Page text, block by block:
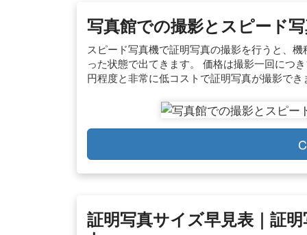
写真館での撮影とスピード
スピード写真機で証明写真の撮影を行うと、
った状態で出てきます。 価格は撮影一回につ
円程度と非常に低コストで証明写真が撮影でき
証明写真サイズ早見表｜証